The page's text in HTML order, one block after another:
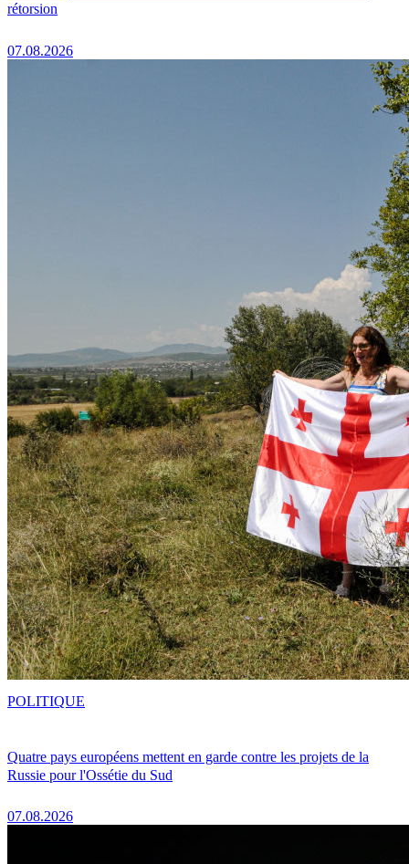
rétorsion
07.08.2026
Quatre pays européens mettent en garde contre les projets de la
Russie pour l'Ossétie du Sud
07.08.2026
POLITIQUE